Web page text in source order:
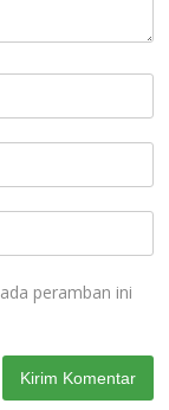
peramban ini